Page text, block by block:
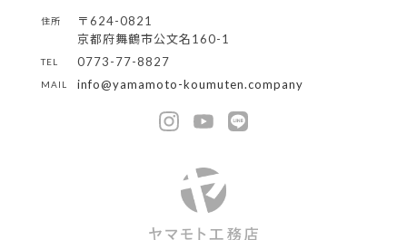
住所
〒624-0821
京都府舞鶴市公文名160-1
TEL 0773-77-8827
MAIL info@yamamoto-koumuten.company